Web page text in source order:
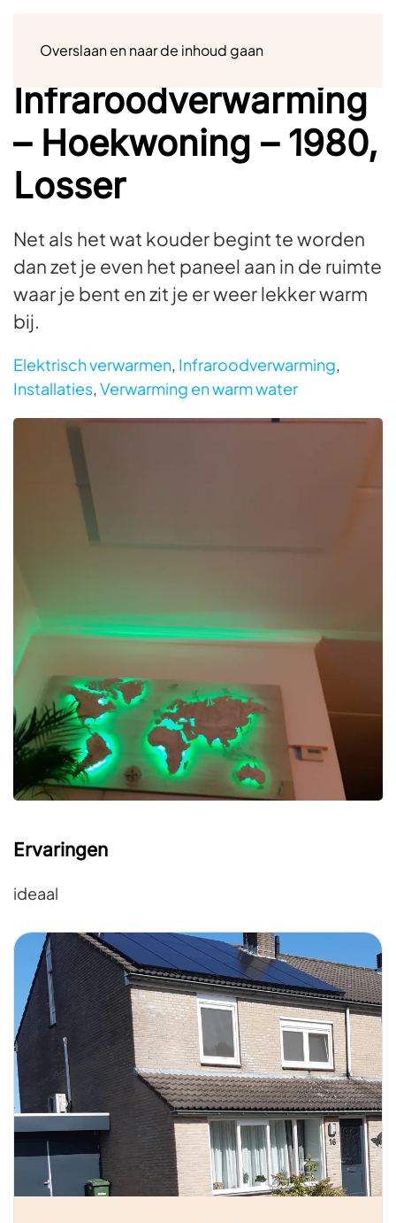
Overslaan en naar de inhoud gaan
Infraroodverwarming
– Hoekwoning – 1980,
Losser
Net als het wat kouder begint te worden
dan zet je even het paneel aan in de ruimte
waar je bent en zit je er weer lekker warm
bij.
Elektrisch verwarmen, Infraroodverwarming,
Installaties,Verwarming en warm water
Foto bekijken
Ervaringen
ideaal